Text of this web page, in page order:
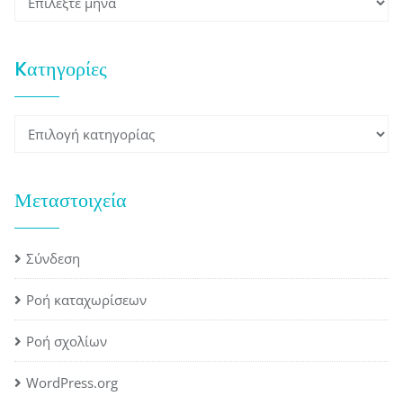
Kατηγορίες
Kατηγορίες
Μεταστοιχεία
Σύνδεση
Ροή καταχωρίσεων
Ροή σχολίων
WordPress.org